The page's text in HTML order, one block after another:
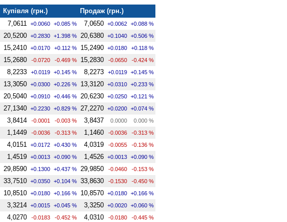
Купівля (грн.)
Продаж (грн.)
7,0611 +0.0060 +0.085 % 7,0650 +0.0062 +0.088 %
20,5200 +0.2830 +1.398 % 20,6380 +0.1040 +0.506 %
15,2410 +0.0170 +0.112 % 15,2490 +0.0180 +0.118 %
15,2680 -0.0720 -0.469 % 15,2830 -0.0650 -0.424 %
8,2233 +0.0119 +0.145 % 8,2273 +0.0119 +0.145 %
13,3050 +0.0300 +0.226 % 13,3120 +0.0310 +0.233 %
20,5040 +0.0910 +0.446 % 20,6230 +0.0250 +0.121 %
27,1340 +0.2230 +0.829 % 27,2270 +0.0200 +0.074 %
3,8414 -0.0001 -0.003 % 3,8437 0.0000 0.000 %
1,1449 -0.0036 -0.313 % 1,1460 -0.0036 -0.313 %
4,0151 +0.0172 +0.430 % 4,0319 -0.0055 -0.136 %
1,4519 +0.0013 +0.090 % 1,4526 +0.0013 +0.090 %
29,8590 +0.1300 +0.437 % 29,9850 -0.0460 -0.153 %
33,7510 +0.0350 +0.104 % 33,8630 -0.1530 -0.450 %
10,8510 +0.0180 +0.166 % 10,8570 +0.0180 +0.166 %
3,3214 +0.0015 +0.045 % 3,3250 +0.0020 +0.060 %
4,0270 -0.0183 -0.452 % 4,0310 -0.0180 -0.445 %